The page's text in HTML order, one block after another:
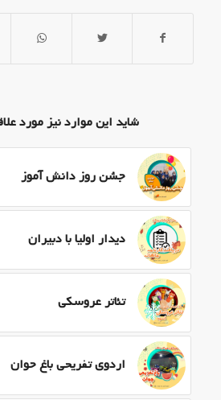
شاید این موارد نیز مورد
جشن روز دانش آموز
دیدار اولیا با دبیران
تئاتر عروسکی
اردوی تفریحی باغ حوان